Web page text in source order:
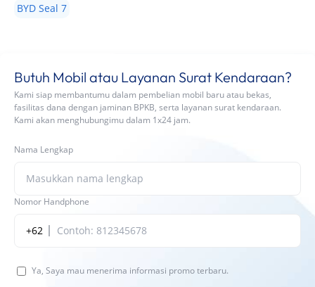
BYD Seal 7
Butuh Mobil atau Layanan Surat Kendaraan?
Kami siap membantumu dalam pembelian mobil baru atau bekas,
fasilitas dana dengan jaminan BPKB, serta layanan surat kendaraan.
Kami akan menghubungimu dalam 1x24 jam.
Nama Lengkap
Nomor Handphone
+62
Ya, Saya mau menerima informasi promo terbaru.